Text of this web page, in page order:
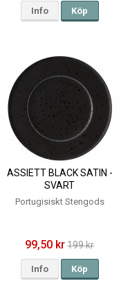
Info Köp
ASSIETT BLACK SATIN -
SVART
Portugisiskt Stengods
99,50 kr199 kr
Info Köp